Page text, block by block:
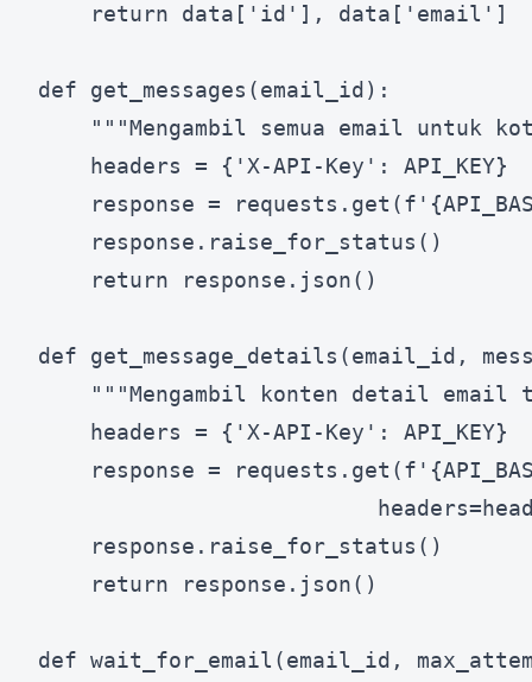
    return data['id'], data['email']
def get_messages(email_id):
"""Mengambil semua email untuk
    headers = {'X-API-Key': API_KEY}
response =
    response.raise_for_status()
    return response.json()
def get_message_details(email_id,
"""Mengambil konten detail email
    headers = {'X-API-Key': API_KEY}
response =
    response.raise_for_status()
    return response.json()
def wait_for_email(email_id,